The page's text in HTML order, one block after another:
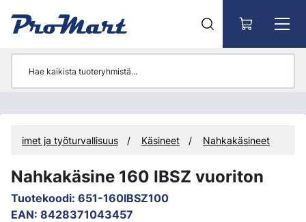
ja työturvallisuus Käsineet Nahkakäsineet
Nahkakäsine 160 IBSZ vuoriton
Tuotekoodi: 651-160IBSZ100
EAN: 8428371043457